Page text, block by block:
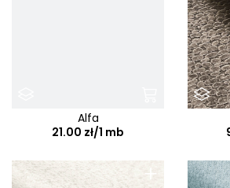
Alfa
21.00 zł/1 mb
+